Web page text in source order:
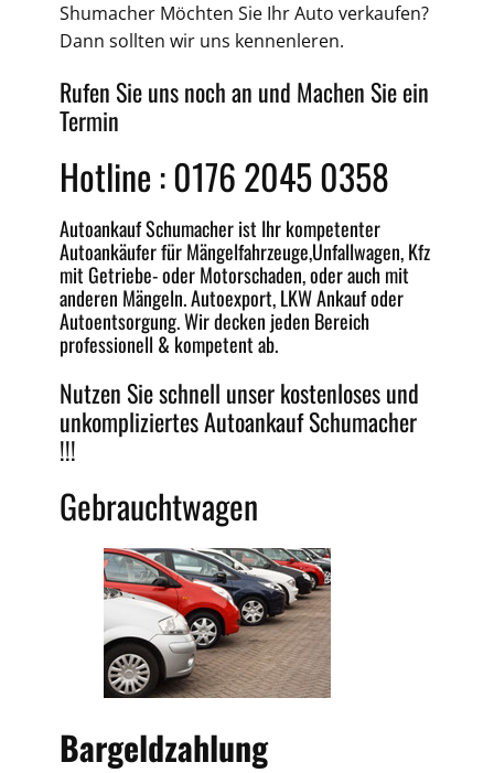
Shumacher Möchten Sie Ihr Auto verkaufen?
Dann sollten wir uns kennenleren.
Rufen Sie uns noch an und Machen Sie ein
Termin
Hotline : 0176 2045 0358
AutoankaufSchumacher ist Ihr kompetenter
Autoankäufer für Mängelfahrzeuge,Unfallwagen, Kfz
mit Getriebe-oderMotorschaden, oder auch mit
anderen Mängeln.Autoexport, LKW Ankauf oder
Autoentsorgung. Wir decken jeden Bereich
professionell &kompetentab.
Nutzen Sie schnell unser kostenloses und
unkompliziertesAutoankauf Schumacher
!!!
Gebrauchtwagen
Bargeldzahlung